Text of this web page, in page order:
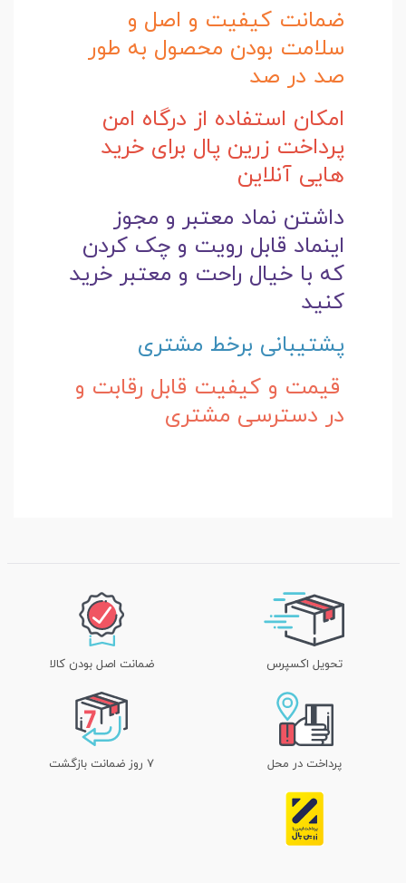
ضمانت کیفیت و اصل و
سلامت بودن محصول به طور
صد در صد
امکان استفاده از درگاه امن
پرداخت زرین پال برای خرید
هایی آنلاین
داشتن نماد معتبر و مجوز
اینماد قابل رویت و چک کردن
که با خیال راحت و معتبر خرید
کنید
پشتیبانی برخط مشتری
قیمت و کیفیت قابل رقابت و
در دسترسی مشتری
تحویل اکسپرس ضمانت اصل بودن کالا
پرداخت در محل ۷ روز ضمانت بازگشت